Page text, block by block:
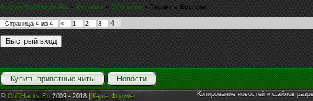
Форум CoDHacks.Ru » Курилка » Обо всем » Теракт в Бостоне
Страница 4 из 4 « 1 2 3 4
Купить приватные читы Новости
© CoDHacks.Ru 2009 - 2018 | Карта Форума Копирование новостей и файлов